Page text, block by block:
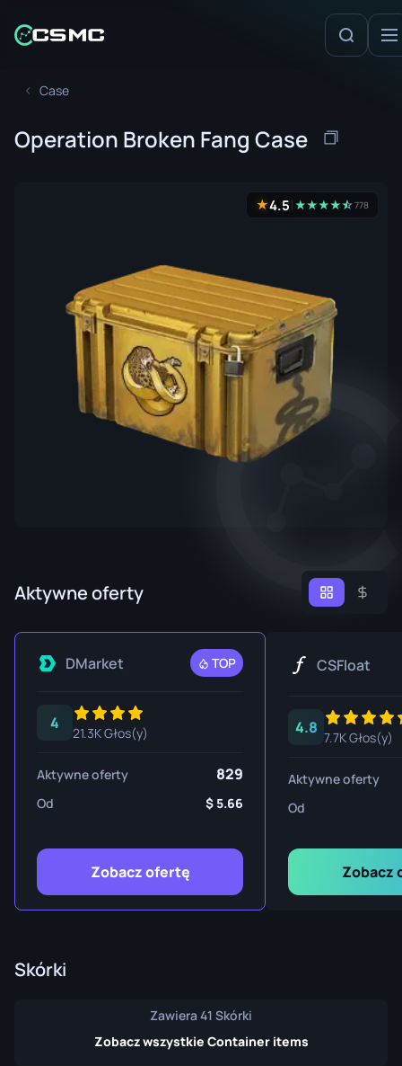
Case
Operation Broken Fang Case
★4.5 ★★★★★
☆778
Aktywne oferty
DMarket TOP
4
21.3K Głos(y)
Aktywne oferty 829
Od 5.66
Zobacz ofertę
CSFloat
4.8
7.7K Głos(y)
Aktywne oferty
Od
Zobacz
Skórki
Zawiera 41 Skórki
Zobacz wszystkie Container items